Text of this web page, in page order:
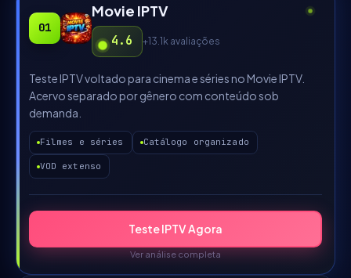
01
Movie IPTV
4.6 +13.1k avaliações
Teste IPTV voltado para cinema e séries no Movie IPTV.
Acervo separado por gênero com conteúdo sob
demanda.
Filmes e séries Catálogo organizado
VOD extenso
Teste IPTV Agora
Ver análise completa